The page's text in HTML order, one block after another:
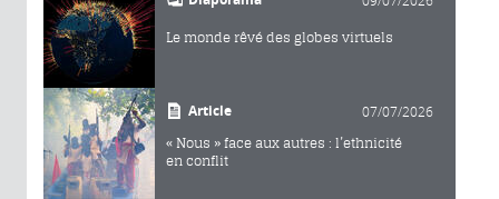
Le monde rêvé des globes virtuels
Article 07/07/2026
« Nous » face aux autres : l’ethnicité
en conflit